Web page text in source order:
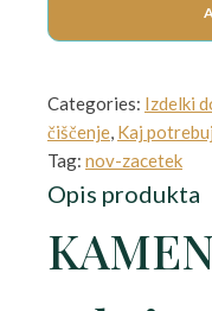
was:
12,00 €.
is:
Categories: Izdelki
čiščenje, Kaj
Tag: nov-zacetek
Opis produkta